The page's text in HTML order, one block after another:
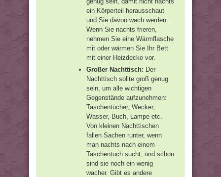
ein Körperteil herausschaut
und Sie davon wach werden.
Wenn Sie nachts frieren,
nehmen Sie eine Wärmflasche
mit oder wärmen Sie Ihr Bett
mit einer Heizdecke vor.
Großer Nachttisch: Der
Nachttisch sollte groß genug
sein, um alle wichtigen
Gegenstände aufzunehmen:
Taschentücher, Wecker,
Wasser, Buch, Lampe etc.
Von kleinen Nachttischen
fallen Sachen runter, wenn
man nachts nach einem
Taschentuch sucht, und schon
sind sie noch ein wenig
wacher. Gibt es andere